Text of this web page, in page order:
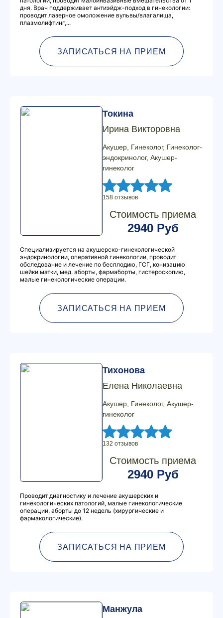
дня. Врач поддерживает антиэйдж-подход в гинекологии:
проводит лазерное омоложение вульвы/влагалища,
плазмолифтинг,...
ЗАПИСАТЬСЯ НА ПРИЕМ
Токина
Ирина Викторовна
Акушер, Гинеколог, Гинеколог-
эндокринолог, Акушер-
гинеколог
158 отзывов
Стоимость приема
2940 Руб
Специализируется на акушерско-гинекологической
эндокринологии, оперативной гинекологии, проводит
обследование и лечение по бесплодию, ГСГ, конизацию
шейки матки, мед. аборты, фармаборты, гистероскопию,
малые гинекологические операции.
ЗАПИСАТЬСЯ НА ПРИЕМ
Тихонова
Елена Николаевна
Акушер, Гинеколог, Акушер-
гинеколог
132 отзывов
Стоимость приема
2940 Руб
Проводит диагностику и лечение акушерских и
гинекологических патологий, малые гинекологические
операции, аборты до 12 недель (хирургические и
фармакологические).
ЗАПИСАТЬСЯ НА ПРИЕМ
Манжула